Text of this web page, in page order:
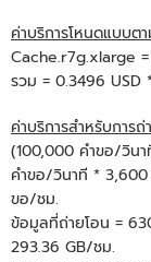
ค่าบริการโหนดแบบต
Cache.r7g.xlarge
รวม = 0.3496 USD
ค่าบริการสำหรับการ
(100,000 คําขอ/วิน
คําขอ/วินาที *
ขอ/ชม.
ข้อมูลที่ถ่ายโอน =
293.36 GB/ชม.